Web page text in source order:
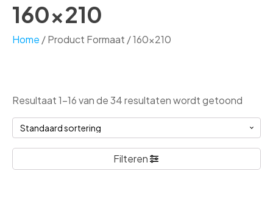
160x210
Home / Product Formaat / 160x210
Resultaat 1–16 van de 34 resultaten wordt getoond
Filteren